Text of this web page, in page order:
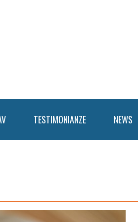
TESTIMONIANZE NEWS